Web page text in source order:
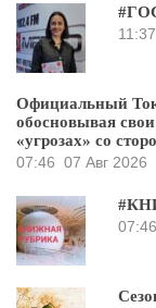
11:37
Официальный
обосновывая
«угрозах» со
07:46 07 Авг 2026
07:46